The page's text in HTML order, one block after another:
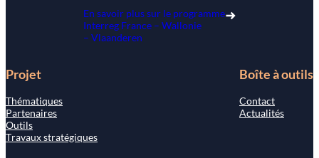
En savoir plus sur le programme
Interreg France – Wallonie
– Vlaanderen
Projet
Thématiques
Partenaires
Outils
Travaux stratégiques
Boîte à outils
Contact
Actualités